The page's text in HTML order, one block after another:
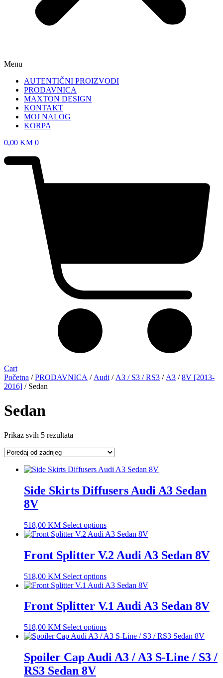
Menu
AUTENTIČNI PROIZVODI
PRODAVNICA
MAXTON DESIGN
KONTAKT
MOJ NALOG
KORPA
0,00 KM 0
Cart
Početna /PRODAVNICA / Audi / A3 / S3 / RS3 / A3 /8V [2013-
2016] / Sedan
Sedan
Prikaz svih 5 rezultata
Side Skirts Diffusers Audi A3 Sedan
8V
518,00 KM Select options
Front Splitter V.2 Audi A3 Sedan 8V
518,00 KM Select options
Front Splitter V.1 Audi A3 Sedan 8V
518,00 KM Select options
Spoiler Cap Audi A3 / A3 S-Line / S3 /
RS3 Sedan 8V